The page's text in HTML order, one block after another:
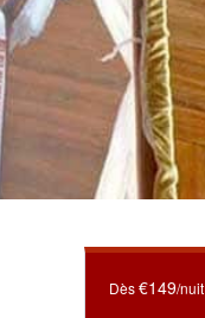
Dès€149/nuit